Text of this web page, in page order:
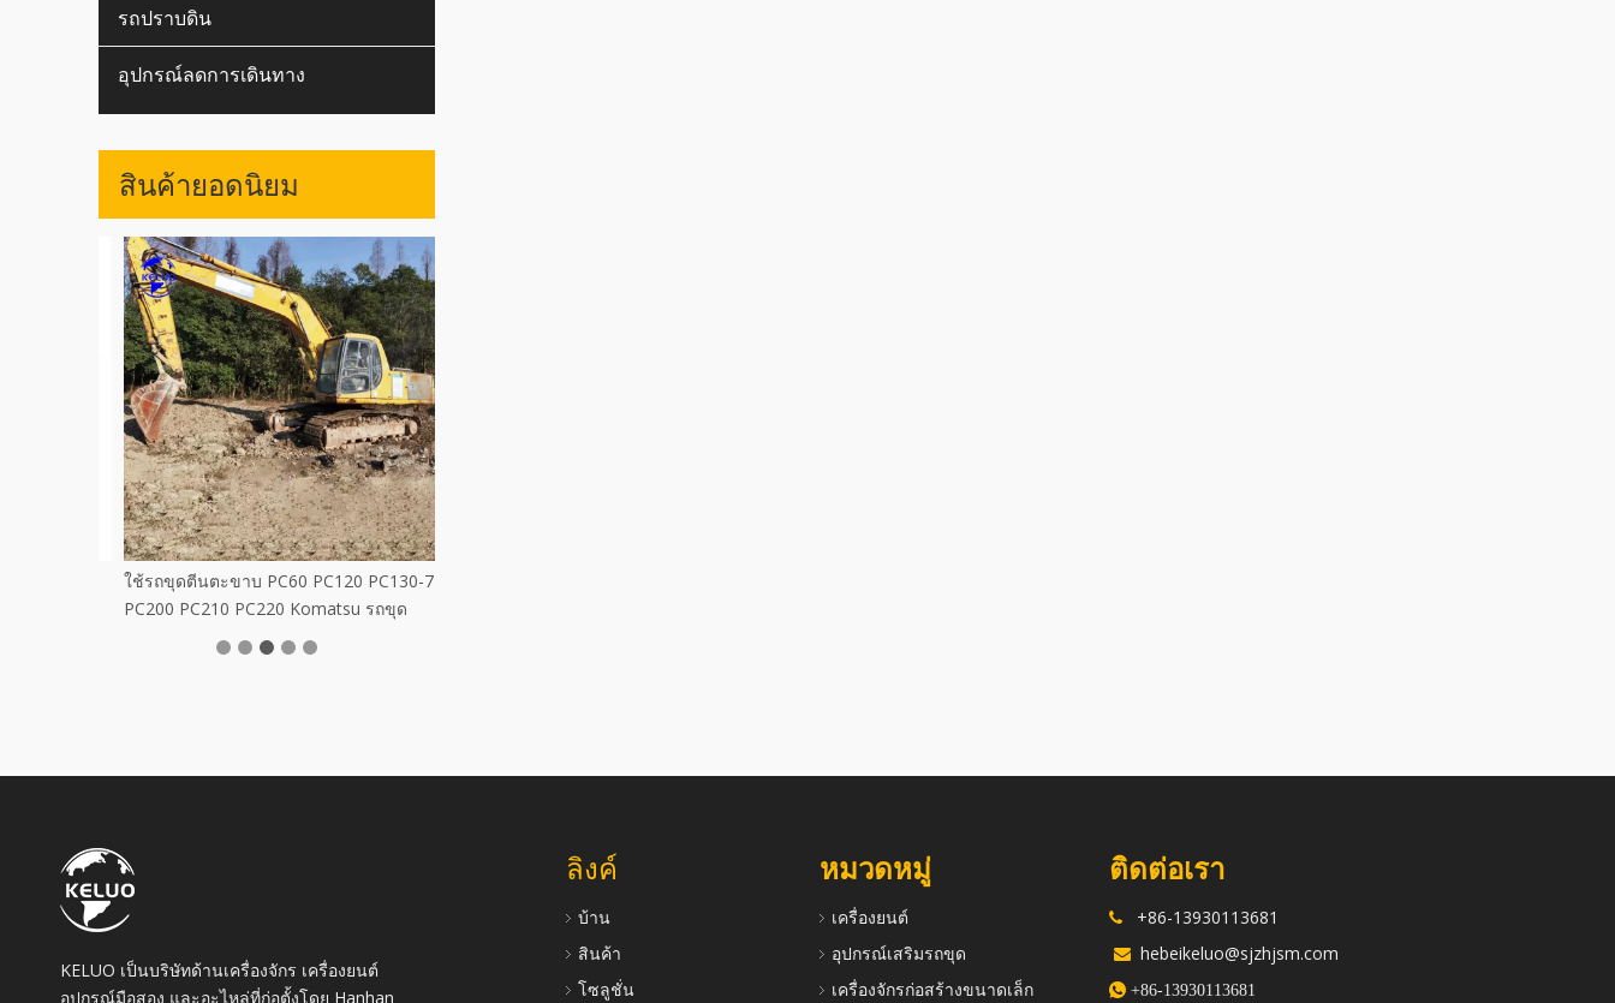
รถปราบดิน
อุปกรณ์ลดการเดินทาง
สินค้ายอดนิยม
ใช้รถขุดตีนตะขาบ PC60 PC120 PC130-7
PC200 PC210 PC220 Komatsu รถขุด
KELUO เป็นบริษัทด้านเครื่องจักร เครื่องยนต์
อุปกรณ์มือสอง และอะไหล่ที่ก่อตั้งโดย Hanhan
ลิงค์
บ้าน
สินค้า
โซลูชั่น
หมวดหมู่
เครื่องยนต์
อุปกรณ์เสริมรถขุด
เครื่องจักรก่อสร้างขนาดเล็ก
ติดต่อเรา
 +86-13930113681
 hebeikeluo@sjzhjsm.com
+86-13930113681